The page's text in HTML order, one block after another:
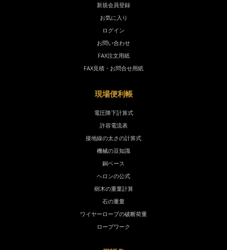
新規会員登録
お気に入り
ログイン
お問い合わせ
FAX注文用紙
FAX見積・お問合せ用紙
現場便利帳
電圧降下計算式
許容電流表
接地線の太さの計算式
機械の豆知識
銅ベース
ヘロンの公式
樹木の重量計算
石の重量
ワイヤーロープの破断荷重
ロープワーク